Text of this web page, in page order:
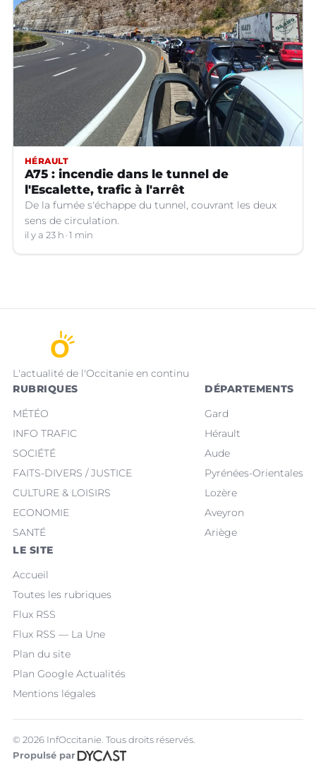
HÉRAULT
A75 : incendie dans le tunnel de
l'Escalette, trafic à l'arrêt
De la fumée s'échappe du tunnel, couvrant les deux
sens de circulation.
il y a 23 h 1 min
L'actualité de l'Occitanie en continu
RUBRIQUES
MÉTÉO
INFO TRAFIC
SOCIÉTÉ
FAITS-DIVERS / JUSTICE
CULTURE & LOISIRS
ECONOMIE
SANTÉ
DÉPARTEMENTS
Gard
Hérault
Aude
Pyrénées-Orientales
Lozère
Aveyron
Ariège
LE SITE
Accueil
Toutes les rubriques
Flux RSS
Flux RSS — La Une
Plan du site
Plan Google Actualités
Mentions légales
© 2026 InfOccitanie. Tous droits réservés.
Propulsé par